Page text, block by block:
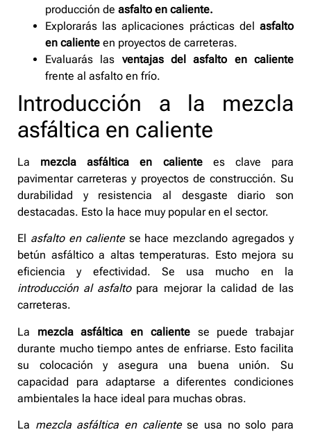
producción de asfalto en caliente.
Explorarás las aplicaciones prácticas del asfalto
en caliente en proyectos de carreteras.
Evaluarás las ventajas del asfalto en caliente
frente al asfalto en frío.
Introducción a la mezcla
asfáltica en caliente
La mezcla asfáltica en calientees clave para
pavimentar carreteras y proyectos de construcción. Su
durabilidad y resistencia al desgaste diario son
destacadas. Esto la hace muy popular en el sector.
El asfalto en calientese hace mezclando agregados y
betún asfáltico a altas temperaturas. Esto mejora su
eficiencia y efectividad. Se usa mucho en la
introducción al asfaltopara mejorar la calidad de las
carreteras.
La mezcla asfáltica en calientese puede trabajar
durante mucho tiempo antes de enfriarse. Esto facilita
su colocación y asegura una buena unión. Su
capacidad para adaptarse a diferentes condiciones
ambientales la hace ideal para muchas obras.
La mezcla asfáltica en calientese usa no solo para